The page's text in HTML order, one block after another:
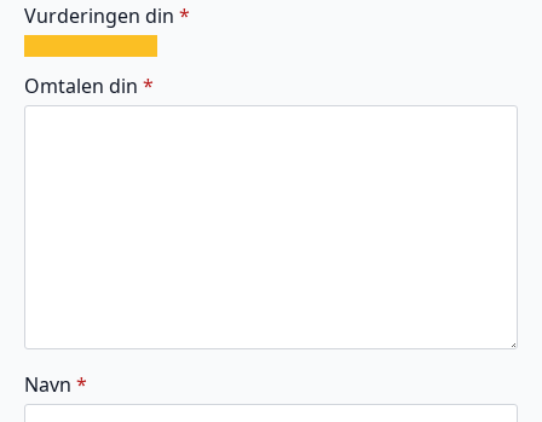
Vurderingen din *
av
5
av
5
av
5
av
5
av
5
Omtalen din *
Navn *